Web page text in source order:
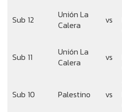
Sub 12
Unión La
Calera
vs
Sub 11
Unión La
Calera
vs
Sub 10 Palestino vs